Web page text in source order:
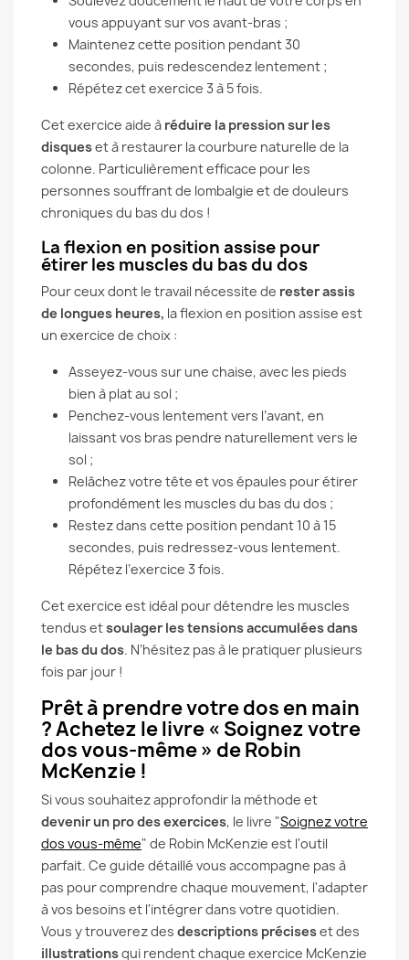
vous appuyant sur vos avant-bras ;
Maintenez cette position pendant 30
secondes, puis redescendez lentement ;
Répétez cet exercice 3 à 5 fois.
Cet exercice aide à réduire la pression sur les
disqueset à restaurer la courbure naturelle de la
colonne. Particulièrement efficace pour les
personnes souffrant de lombalgie et de douleurs
chroniques du bas du dos !
La flexion en position assise pour
étirer les muscles du bas du dos
Pour ceux dont le travail nécessite de rester assis
de longues heures, la flexion en position assise est
un exercice de choix :
Asseyez-vous sur une chaise, avec les pieds
bien à plat au sol ;
Penchez-vous lentement vers l’avant, en
laissant vos bras pendre naturellement vers le
sol ;
Relâchez votre tête et vos épaules pour étirer
profondément les muscles du bas du dos ;
Restez dans cette position pendant 10 à 15
secondes, puis redressez-vous lentement.
Répétez l’exercice 3 fois.
Cet exercice est idéal pour détendre les muscles
tendus etsoulager les tensions accumulées dans
le bas du dos. N’hésitez pas à le pratiquer plusieurs
fois par jour !
Prêt à prendre votre dos en main
? Achetez le livre « Soignez votre
dos vous-même » de Robin
McKenzie !
Si vous souhaitez approfondir la méthode et
devenir un pro des exercices, le livre "Soignez votre
dos vous-même" de Robin McKenzie est l'outil
parfait. Ce guide détaillé vous accompagne pas à
pas pour comprendre chaque mouvement, l'adapter
à vos besoins et l'intégrer dans votre quotidien.
Vous y trouverez des descriptions préciseset des
illustrationsqui rendent chaque exercice McKenzie